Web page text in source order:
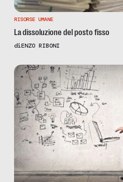
RISORSE UMANE
La dissoluzione del posto fisso
diENZO RIBONI